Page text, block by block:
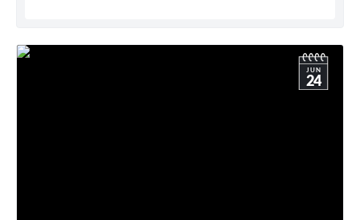
JUN
24